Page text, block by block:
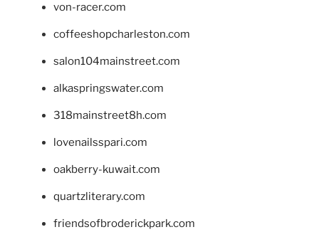
von-racer.com
coffeeshopcharleston.com
salon104mainstreet.com
alkaspringswater.com
318mainstreet8h.com
lovenailsspari.com
oakberry-kuwait.com
quartzliterary.com
friendsofbroderickpark.com